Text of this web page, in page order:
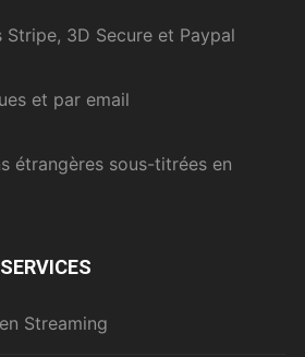
Stripe, 3D Secure et Paypal
et par email
étrangères sous-titrées en
Streaming